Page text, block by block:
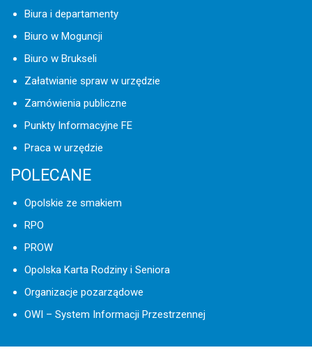
Biura i departamenty
Biuro w Moguncji
Biuro w Brukseli
Załatwianie spraw w urzędzie
Zamówienia publiczne
Punkty Informacyjne FE
Praca w urzędzie
POLECANE
Opolskie ze smakiem
RPO
PROW
Opolska Karta Rodziny i Seniora
Organizacje pozarządowe
OWI – System Informacji Przestrzennej